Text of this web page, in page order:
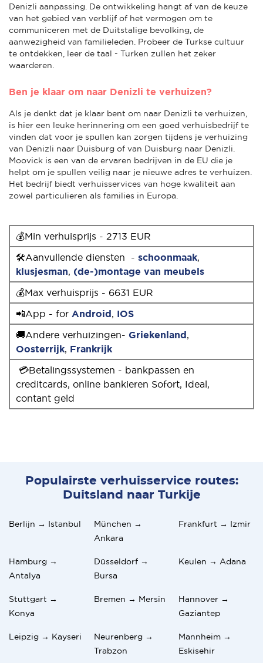
Denizli aanpassing. De ontwikkeling hangt af van de keuze
van het gebied van verblijf of het vermogen om te
communiceren met de Duitstalige bevolking, de
aanwezigheid van familieleden. Probeer de Turkse cultuur
te ontdekken, leer de taal - Turken zullen het zeker
waarderen.
Ben je klaar om naar Denizli te verhuizen?
Als je denkt dat je klaar bent om naar Denizli te verhuizen,
is hier een leuke herinnering om een goed verhuisbedrijf te
vinden dat voor je spullen kan zorgen tijdens je verhuizing
van Denizli naar Duisburg of van Duisburg naar Denizli.
Moovick is een van de ervaren bedrijven in de EU die je
helpt om je spullen veilig naar je nieuwe adres te verhuizen.
Het bedrijf biedt verhuisservices van hoge kwaliteit aan
zowel particulieren als families in Europa.
💰Min verhuisprijs - 2713 EUR
🛠Aanvullende diensten - schoonmaak,
klusjesman, (de-)montage van meubels
💰Max verhuisprijs - 6631 EUR
📲App - for Android, IOS
🚚Andere verhuizingen- Griekenland,
Oosterrijk, Frankrijk
💳Betalingssystemen - bankpassen en
creditcards, online bankieren Sofort, Ideal,
contant geld
Populairste verhuisservice routes:
Duitsland naar Turkije
Berlijn → Istanbul
München →
Ankara
Frankfurt → Izmir
Hamburg →
Antalya
Düsseldorf →
Bursa
Keulen → Adana
Stuttgart →
Konya
Bremen → Mersin
Hannover →
Gaziantep
Leipzig → Kayseri
Neurenberg →
Trabzon
Mannheim →
Eskisehir